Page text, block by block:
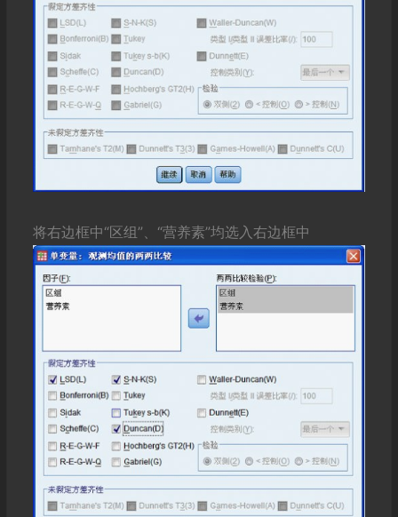
将右边框中“区组”、“营养素”均选入右边框中